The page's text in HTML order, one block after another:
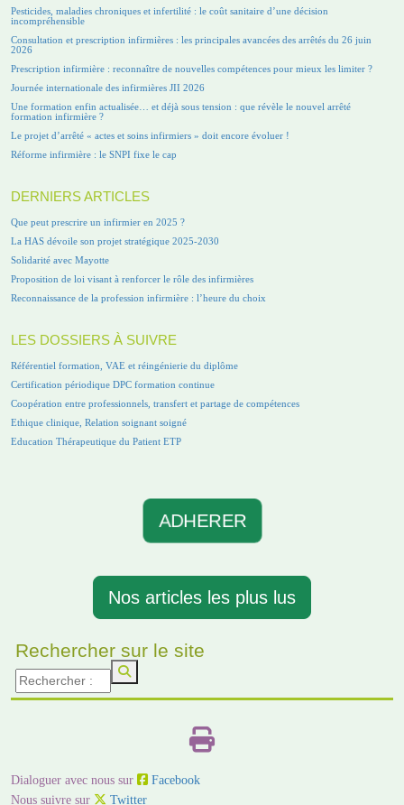
Pesticides, maladies chroniques et infertilité : le coût sanitaire d’une décision
incompréhensible
Consultation et prescription infirmières : les principales avancées des arrêtés du 26 juin
2026
Prescription infirmière : reconnaître de nouvelles compétences pour mieux les limiter ?
Journée internationale des infirmières JII 2026
Une formation enfin actualisée… et déjà sous tension : que révèle le nouvel arrêté
formation infirmière ?
Le projet d’arrêté « actes et soins infirmiers » doit encore évoluer !
Réforme infirmière : le SNPI fixe le cap
DERNIERS ARTICLES
Que peut prescrire un infirmier en 2025 ?
La HAS dévoile son projet stratégique 2025-2030
Solidarité avec Mayotte
Proposition de loi visant à renforcer le rôle des infirmières
Reconnaissance de la profession infirmière : l’heure du choix
LES DOSSIERS À SUIVRE
Référentiel formation, VAE et réingénierie du diplôme
Certification périodique DPC formation continue
Coopération entre professionnels, transfert et partage de compétences
Ethique clinique, Relation soignant soigné
Education Thérapeutique du Patient ETP
ADHERER
Nos articles les plus lus
Rechercher sur le site
Dialoguer avec nous sur
Facebook
Nous suivre sur
Twitter